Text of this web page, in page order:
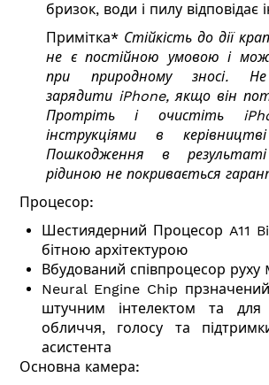
бризок, води і пилу відповідає
Примітка* Стійкість до дії
не є постійною умовою і
при природному зносі. Не
зарядити iPhone, якщо він
Протріть і очистіть
інструкціями в
Пошкодження в
рідиною не покривається
Процесор:
Шестиядерний Процесор A11
бітною архітектурою
Вбудований співпроцесор руху
Neural Engine Chip
штучним інтелектом та для
обличчя, голосу та
асистента
Основна камера: